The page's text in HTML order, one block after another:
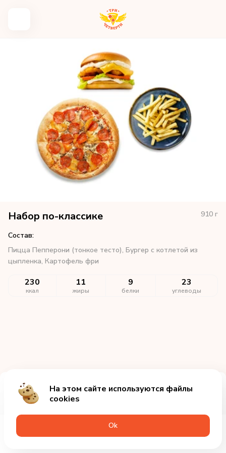
Набор по-классике 910 г
Состав:
Пицца Пепперони (тонкое тесто), Бургер с котлетой из
цыпленка, Картофель фри
230
ккал
11
жиры
9
белки
23
углеводы
Добавить за 1165₽
На этом сайте используются файлы
cookies
Оk